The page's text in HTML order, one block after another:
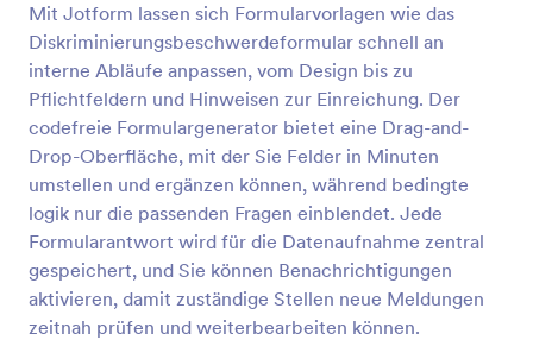
Mit Jotform lassen sich Formularvorlagen wie das
Diskriminierungsbeschwerdeformular schnell an
interne Abläufe anpassen, vom Design bis zu
Pflichtfeldern und Hinweisen zur Einreichung. Der
codefreie Formulargenerator bietet eine Drag-and-
Drop-Oberfläche, mit der Sie Felder in Minuten
umstellen und ergänzen können, während bedingte
logik nur die passenden Fragen einblendet. Jede
Formularantwort wird für die Datenaufnahme zentral
gespeichert, und Sie können Benachrichtigungen
aktivieren, damit zuständige Stellen neue Meldungen
zeitnah prüfen und weiterbearbeiten können.
Mieterbeschwerdeformular Zur Belästigung
Dokumentieren Sie Störungen im Wohnumfeld
einheitlich mit dem Mieterbelästigungsformular und
sorgen Sie für eine klare digitale Datenerfassung
und schnelle interne Weiterleitung in der
Hausverwaltung.
Go to Category:
Beschwerdeformulare